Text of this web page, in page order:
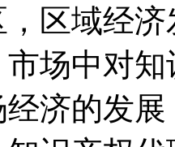
区域经
场中对
济的发